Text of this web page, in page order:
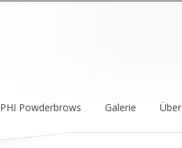
PHI Powderbrows Galerie
Über